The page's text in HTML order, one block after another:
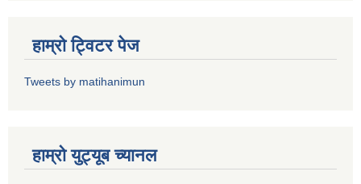
हाम्राे ट्विटर पेज
Tweets by matihanimun
हाम्रो युट्यूब च्यानल